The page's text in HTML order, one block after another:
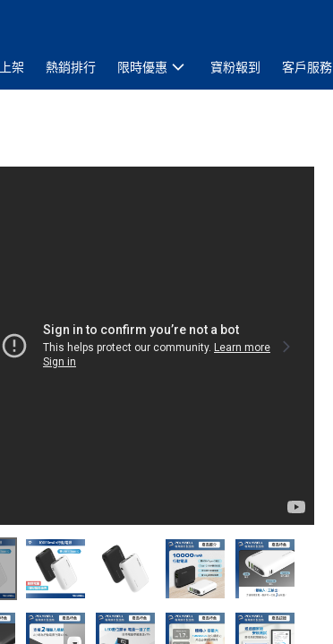
架 熱銷排行 限時優惠 寶粉報到 客戶服務